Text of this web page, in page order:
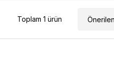
Toplam 1 ürün